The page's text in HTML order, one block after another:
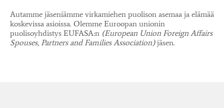
Autamme jäseniämme virkamiehen puolison asemaa ja elämää
koskevissa asioissa. Olemme Euroopan unionin
puolisoyhdistys EUFASA:n (European Union Foreign Affairs
Spouses, Partners and Families Association)jäsen.